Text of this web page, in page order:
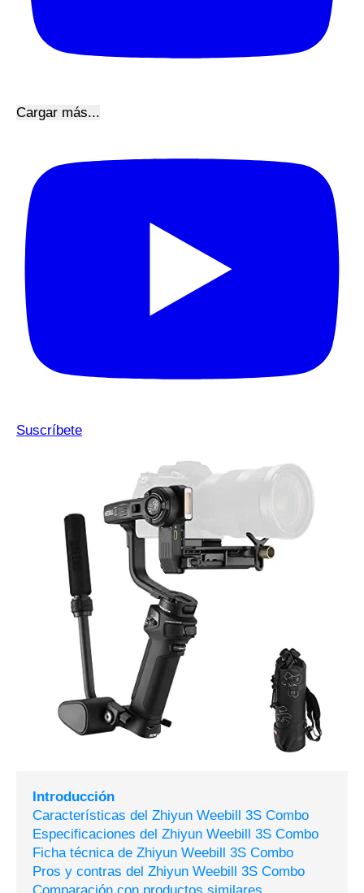
Cargar más...
Suscríbete
Introducción
Características del Zhiyun Weebill 3S Combo
Especificaciones del Zhiyun Weebill 3S Combo
Ficha técnica de Zhiyun Weebill 3S Combo
Pros y contras del Zhiyun Weebill 3S Combo